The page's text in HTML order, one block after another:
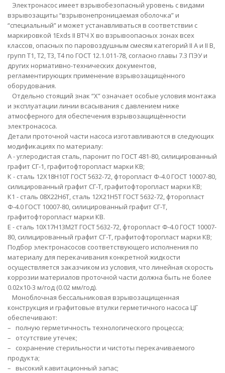
Электронасос имеет взрывобезопасный уровень с видами
взрывозащиты “взрывонепроницаемая оболочка” и
“специальный” и может устанавливаться в соответствии с
маркировкой 1Exds II ВТЧ Х во взрывоопасных зонах всех
классов, опасных по паровоздушным смесям категорий II A и II B,
групп Т1, Т2, Т3, Т4 по ГОСТ 12.1.011-78, согласно главы 7.3 ПЭУ и
других нормативно-технических документов,
регламентирующих применение взрывозащищённого
оборудования.
Отдельно стоящий знак “Х” означает особые условия монтажа
и эксплуатации линии всасывания с давлением ниже
атмосферного для обеспечения взрывозащищённости
электронасоса.
Детали проточной части насоса изготавливаются в следующих
модификациях по материалу:
А- углеродистая сталь, паронит по ГОСТ 481-80, силицированный
графит СГ-1, графитофторопласт марки КВ;
К - сталь 12Х18Н10Т ГОСТ 5632-72, фторопласт Ф-4.0 ГОСТ 10007-80,
силицированный графит СГ-Т, графитофторопласт марки КВ;
К1 - сталь 08Х22Н6Т, сталь 12Х21Н5Т ГОСТ 5632-72, фторопласт
Ф-4.0 ГОСТ 10007-80, силицированный графит СГ-Т,
графитофторопласт марки КВ.
Е - сталь 10Х17Н13М2Т ГОСТ 5632-72, фторопласт Ф-4.0 ГОСТ 10007-
80, силицированный графит СГ-Т, графитофторопласт марки КВ;
Подбор электронасосов соответствующего исполнения по
материалу для перекачивания конкретной жидкости
осуществляется заказчиком из условия, что линейная скорость
коррозии материалов проточной части должна быть не более
0.02х10-3 м/год (0.02 мм/год).
Моноблочная бессальниковая взрывозащищенная
конструкция и графитовые втулки герметичного насоса ЦГ
обеспечивают:
– полную герметичность технологического процесса;
– отсутствие утечек;
– сохранение стерильности и чистоты перекачиваемого
продукта;
– высокий кавитационный запас;